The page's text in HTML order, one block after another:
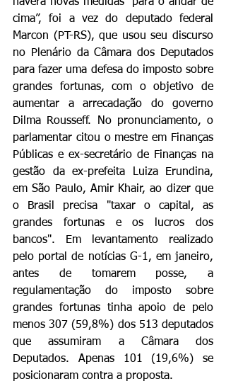
cima”, foi a vez do deputado federal
Marcon (PT-RS), que usou seu discurso
no Plenário da Câmara dos Deputados
para fazer uma defesa do imposto sobre
grandes fortunas, com o objetivo de
aumentar a arrecadação do governo
Dilma Rousseff. No pronunciamento, o
parlamentar citou o mestre em Finanças
Públicas e ex-secretário de Finanças na
gestão da ex-prefeita Luiza Erundina,
em São Paulo, Amir Khair, ao dizer que
o Brasil precisa "taxar o capital, as
grandes fortunas e os lucros dos
bancos". Em levantamento realizado
pelo portal de notícias G-1, em janeiro,
antes de tomarem posse, a
regulamentação do imposto sobre
grandes fortunas tinha apoio de pelo
menos 307 (59,8%) dos 513 deputados
que assumiram a Câmara dos
Deputados. Apenas 101 (19,6%) se
posicionaram contra a proposta.